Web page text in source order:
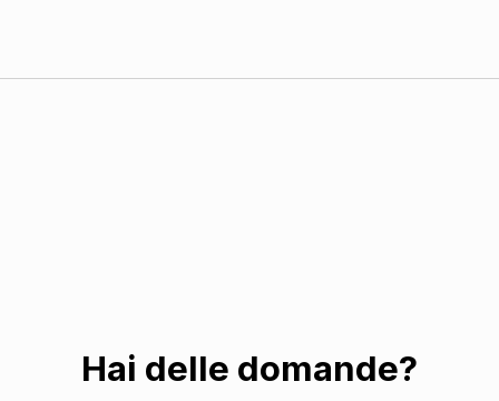
Cerchi
Hai delle domande?